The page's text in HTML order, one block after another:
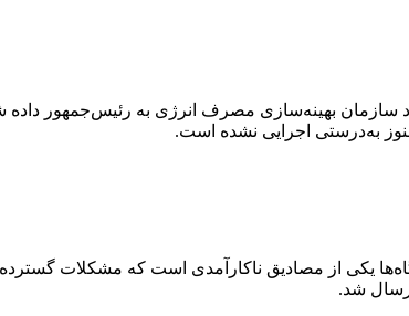
ماده، اختیار ایجاد سازمان بهینه‌سازی مصرف انرژی به
به‌درستی اجرایی نشده است.
یکی از مصادیق ناکارآمدی است که مشکلات